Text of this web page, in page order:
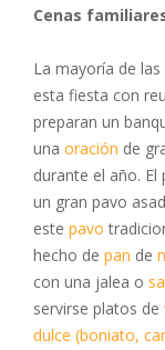
Cenas
La mayoría de
esta fiesta con
preparan un
una oración de
durante el año.
un gran pavo
este pavo
hecho de pan de
con una jalea o
servirse platos de
dulce (boniato,